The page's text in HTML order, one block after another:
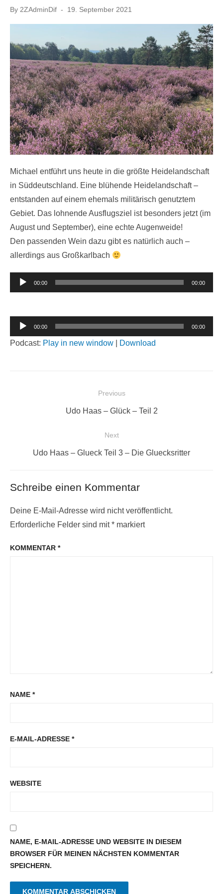
By 2ZAdminDif
Posted
19. September 2021
Michael entführt uns heute in die größte Heidelandschaft
in Süddeutschland. Eine blühende Heidelandschaft –
entstanden auf einem ehemals militärisch genutztem
Gebiet. Das lohnende Ausflugsziel ist besonders jetzt (im
August und September), eine echte Augenweide!
Den passenden Wein dazu gibt es natürlich auch –
allerdings aus Großkarlbach
Audio-
Player
00:00 00:00
Audio-
Player
00:00 00:00
Podcast: Play in new window Download
BeitragsnavigationPrevious
Previous
Udo Haas – Glück – Teil 2
Next
Next
Udo Haas – Glueck Teil 3 – Die Gluecksritter
Schreibe einen Kommentar
Deine E-Mail-Adresse wird nicht veröffentlicht.
Erforderliche Felder sind mit* markiert
KOMMENTAR *
NAME *
E-MAIL-ADRESSE *
WEBSITE
NAME, E-MAIL-ADRESSE UND WEBSITE IN DIESEM
BROWSER FÜR MEINEN NÄCHSTEN KOMMENTAR
SPEICHERN.